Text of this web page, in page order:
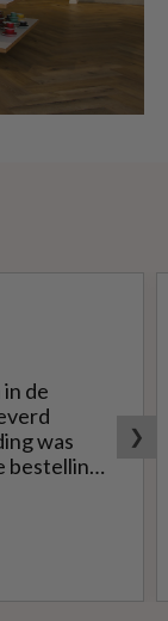
de
bestelling
in
❯